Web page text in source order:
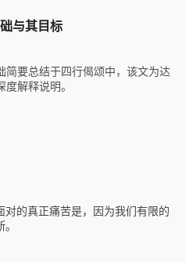
与其目标
简要总结于四行偈颂中，该文为达
解释说明。
对的真正痛苦是，因为我们有限的